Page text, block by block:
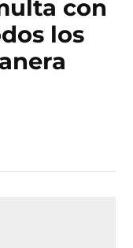
con
los